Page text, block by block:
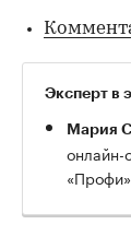
Эксперт в
Мария
онлайн-